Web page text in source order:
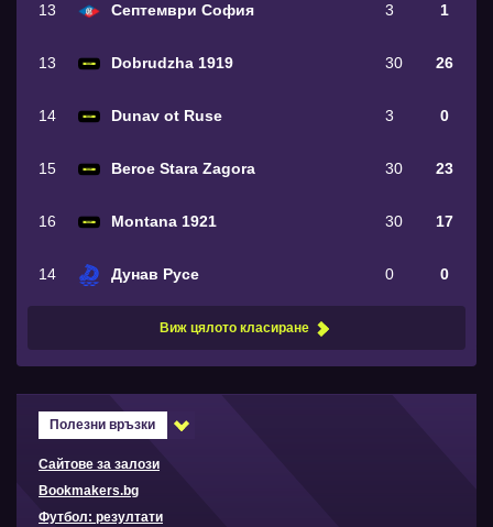
13 Септември София 3 1
13 Dobrudzha 1919 30 26
14 Dunav ot Ruse 3 0
15 Beroe Stara Zagora 30 23
16 Montana 1921 30 17
14 Дунав Русе 0 0
Виж цялото класиране
Полезни връзки
Сайтове за залози
Bookmakers.bg
Футбол: резултати